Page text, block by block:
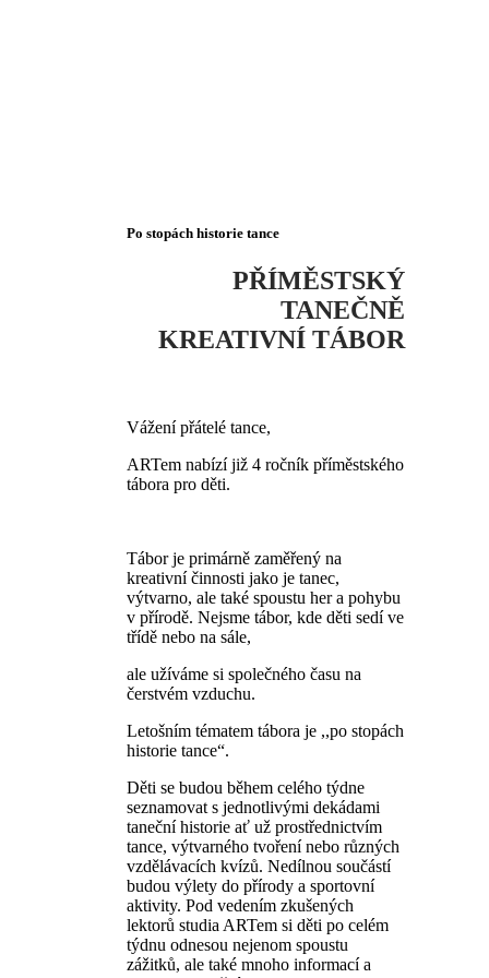
Po stopách historie tance
PŘÍMĚSTSKÝ
TANEČNĚ
KREATIVNÍ TÁBOR
Vážení přátelé tance,
ARTem nabízí již 4 ročník příměstského
tábora pro děti.
Tábor je primárně zaměřený na
kreativní činnosti jako je tanec,
výtvarno, ale také spoustu her a pohybu
v přírodě. Nejsme tábor, kde děti sedí ve
třídě nebo na sále,
ale užíváme si společného času na
čerstvém vzduchu.
Letošním tématem tábora je ,,po stopách
historie tance“.
Děti se budou během celého týdne
seznamovat s jednotlivými dekádami
taneční historie ať už prostřednictvím
tance, výtvarného tvoření nebo různých
vzdělávacích kvízů. Nedílnou součástí
budou výlety do přírody a sportovní
aktivity. Pod vedením zkušených
lektorů studia ARTem si děti po celém
týdnu odnesou nejenom spoustu
zážitků, ale také mnoho informací a